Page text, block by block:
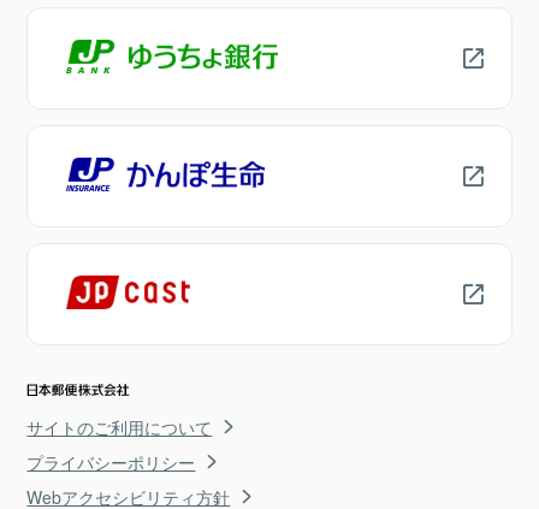
サイトのご利用について
プライバシーポリシー
Webアクセシビリティ方針